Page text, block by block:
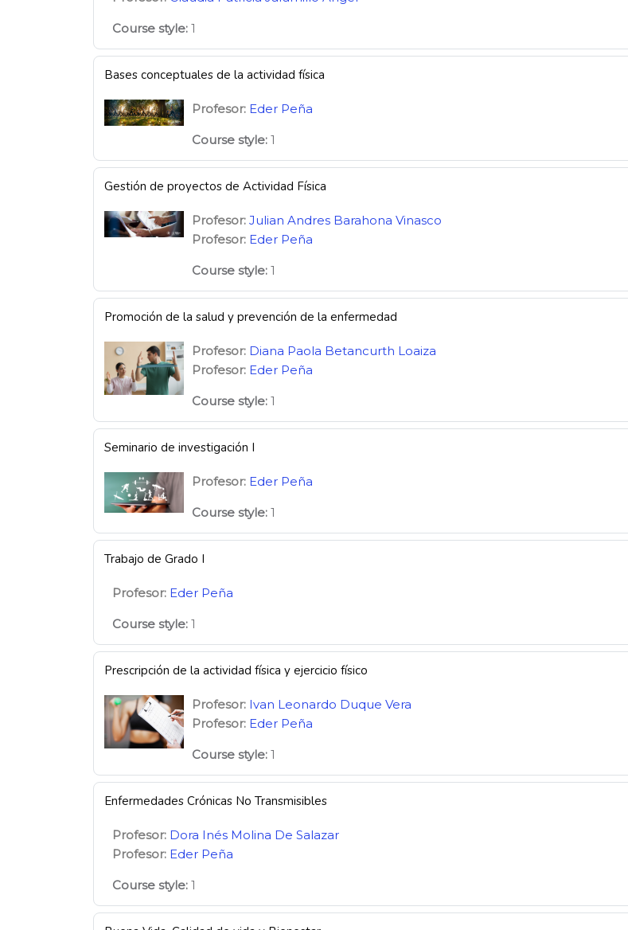
Course style: 1
Bases conceptuales de la actividad física
Profesor: Eder Peña
Course style: 1
Gestión de proyectos de Actividad Física
Profesor: Julian Andres Barahona Vinasco
Profesor: Eder Peña
Course style: 1
Promoción de la salud y prevención de la enfermedad
Profesor: Diana Paola Betancurth Loaiza
Profesor: Eder Peña
Course style: 1
Seminario de investigación I
Profesor: Eder Peña
Course style: 1
Trabajo de Grado I
Profesor: Eder Peña
Course style: 1
Prescripción de la actividad física y ejercicio físico
Profesor: Ivan Leonardo Duque Vera
Profesor: Eder Peña
Course style: 1
Enfermedades Crónicas No Transmisibles
Profesor: Dora Inés Molina De Salazar
Profesor: Eder Peña
Course style: 1